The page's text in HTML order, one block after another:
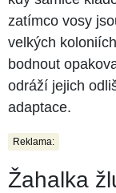
zatímco vosy
velkých
bodnout
odráží jejich
adaptace.
Reklama:
Žahalka